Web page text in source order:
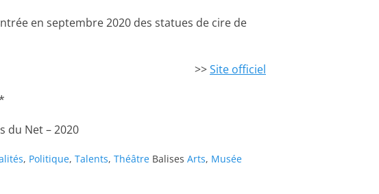
en septembre 2020 des statues de cire de
>>Site officiel
du Net – 2020
, Politique, Talents, Théâtre Balises Arts, Musée